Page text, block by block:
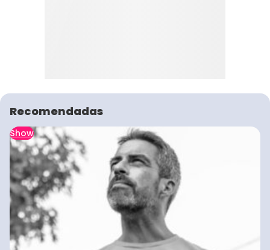
Recomendadas
Show